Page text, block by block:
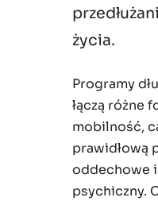
życia.
Programy
łączą różne
mobilność,
prawidłową
oddechowe
psychiczny.